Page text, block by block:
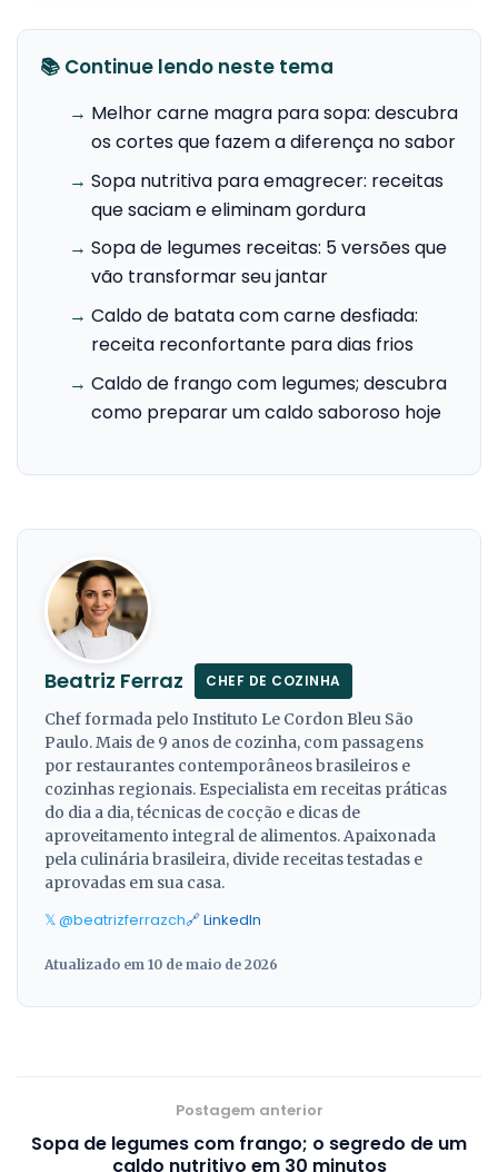
📚 Continue lendo neste tema
→ Melhor carne magra para sopa: descubra
os cortes que fazem a diferença no sabor
→ Sopa nutritiva para emagrecer: receitas
que saciam e eliminam gordura
→ Sopa de legumes receitas: 5 versões que
vão transformar seu jantar
→ Caldo de batata com carne desfiada:
receita reconfortante para dias frios
→ Caldo de frango com legumes; descubra
como preparar um caldo saboroso hoje
Beatriz Ferraz CHEF DE COZINHA
Chef formada pelo Instituto Le Cordon Bleu São
Paulo. Mais de 9 anos de cozinha, com passagens
por restaurantes contemporâneos brasileiros e
cozinhas regionais. Especialista em receitas práticas
do dia a dia, técnicas de cocção e dicas de
aproveitamento integral de alimentos. Apaixonada
pela culinária brasileira, divide receitas testadas e
aprovadas em sua casa.
𝕏 @beatrizferrazch🔗 LinkedIn
Atualizado em 10 de maio de 2026
Postagem anterior
Sopa de legumes com frango; o segredo de um
caldo nutritivo em 30 minutos